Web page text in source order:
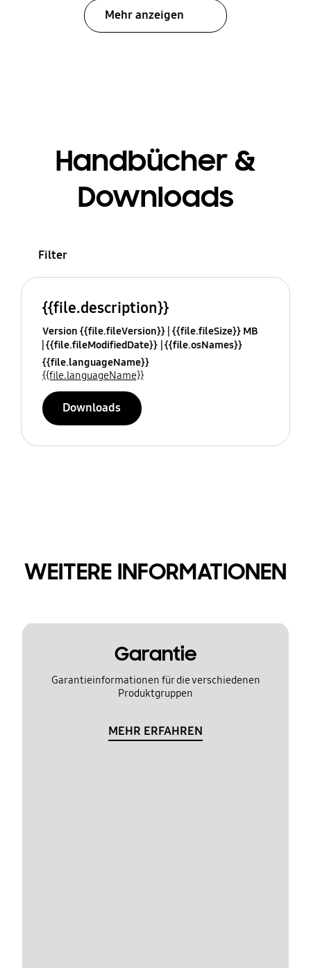
Mehr anzeigen
Handbücher &
Downloads
Filter
{{file.description}}
Version {{file.fileVersion}} {{file.fileSize}} MB
{{file.fileModifiedDate}} {{file.osNames}}
{{file.languageName}}
{{file.languageName}}
Downloads
WEITERE INFORMATIONEN
Garantie
Garantieinformationen für die verschiedenen
Produktgruppen
MEHR ERFAHREN